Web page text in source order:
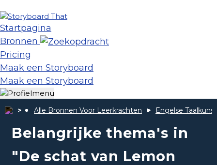
Startpagina
Bronnen
Pricing
Maak een Storyboard
Maak een Storyboard
Alle Bronnen Voor Leerkrachten Engelse Taalkunst
Belangrijke thema's in
"De schat van Lemon